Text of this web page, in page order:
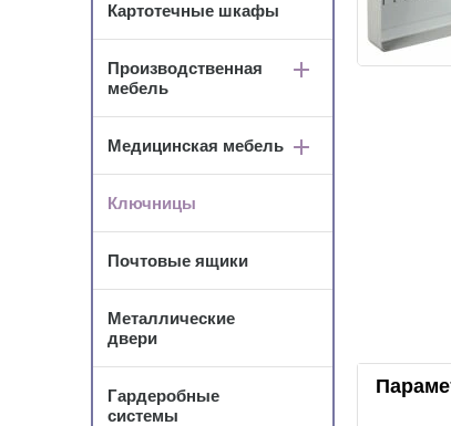
Картотечные шкафы
Производственная
мебель
Медицинская мебель
Ключницы
Почтовые ящики
Металлические
двери
Гардеробные
системы